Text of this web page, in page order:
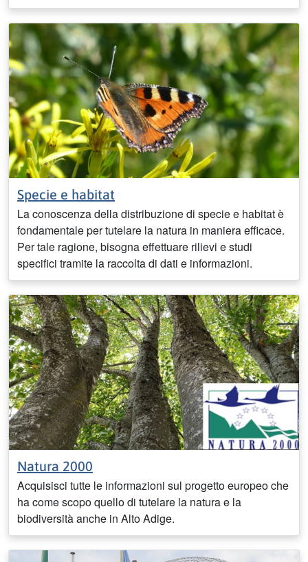
Specie e habitat
La conoscenza della distribuzione di specie e habitat è
fondamentale per tutelare la natura in maniera efficace.
Per tale ragione, bisogna effettuare rilievi e studi
specifici tramite la raccolta di dati e informazioni.
Natura 2000
Acquisisci tutte le informazioni sul progetto europeo che
ha come scopo quello di tutelare la natura e la
biodiversità anche in Alto Adige.